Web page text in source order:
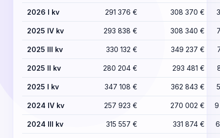
2026 I kv 291 376 € 308 370 €
2025 IV kv 293 838 € 308 340 €
2025 III kv 330 132 € 349 237 €
2025 II kv 280 204 € 293 481 €
2025 I kv 347 108 € 362 843 €
2024 IV kv 257 923 € 270 002 €
2024 III kv 315 557 € 331 874 €